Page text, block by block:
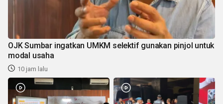
OJK Sumbar ingatkan UMKM selektif gunakan pinjol untuk
modal usaha
10 jam lalu